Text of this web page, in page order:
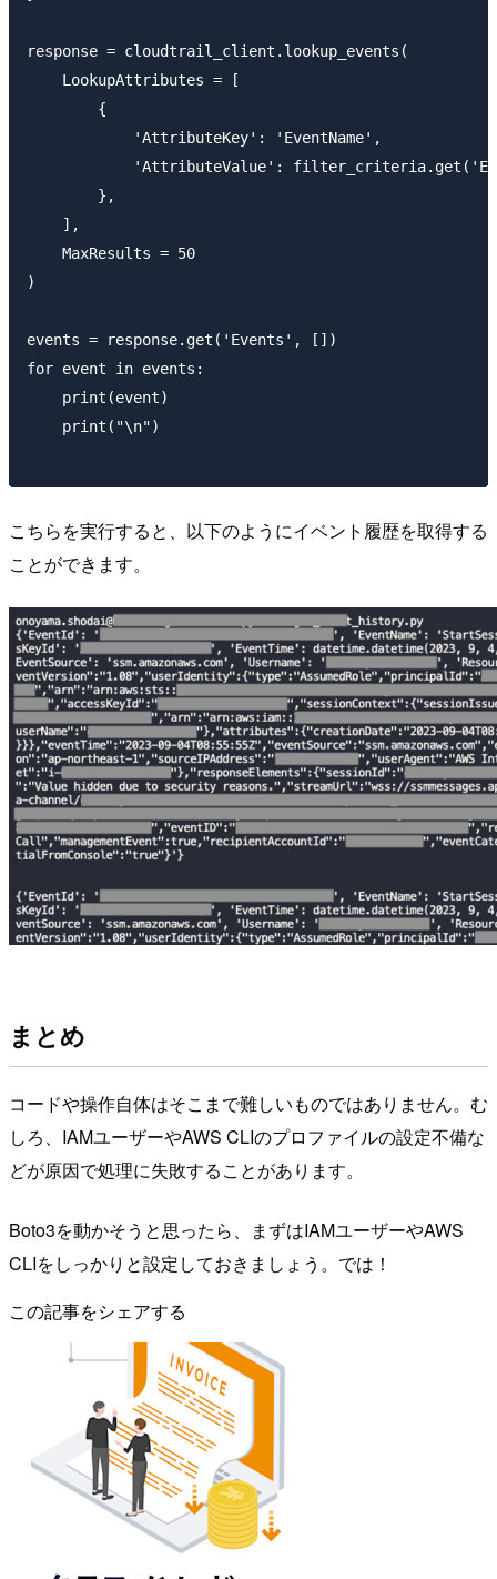
response = cloudtrail_client.lookup_events(
    LookupAttributes = [
        {
            'AttributeKey': 'EventName',
'AttributeValue':
        },
    ],
    MaxResults = 50
)
events = response.get('Events', [])
for event in events:
    print(event)
    print("\n")
こちらを実行すると、以下のようにイベント履歴を取得する
ことができます。
まとめ
コードや操作自体はそこまで難しいものではありません。む
しろ、IAMユーザーやAWS CLIのプロファイルの設定不備な
どが原因で処理に失敗することがあります。
Boto3を動かそうと思ったら、まずはIAMユーザーやAWS
CLIをしっかりと設定しておきましょう。では！
この記事をシェアする